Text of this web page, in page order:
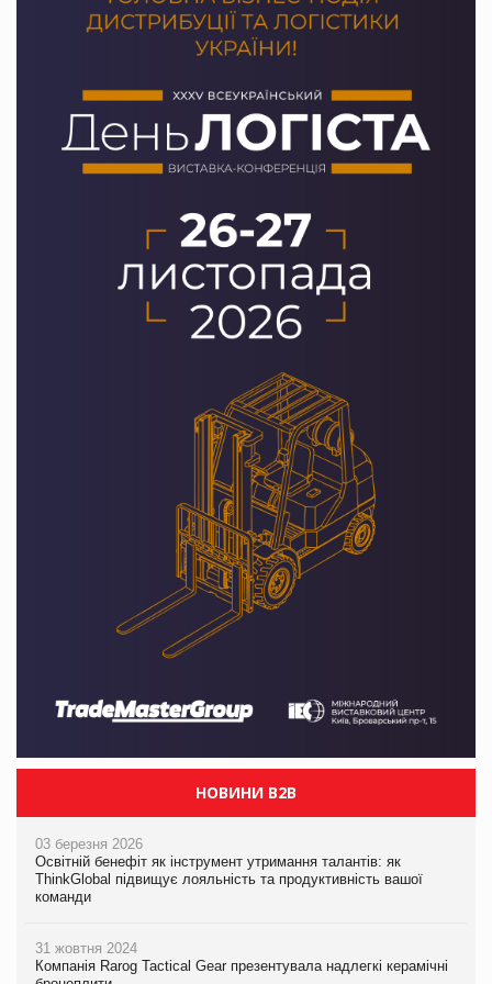
НОВИНИ B2B
03 березня 2026
Освітній бенефіт як інструмент утримання талантів: як
ThinkGlobal підвищує лояльність та продуктивність вашої
команди
31 жовтня 2024
Компанія Rarog Tactical Gear презентувала надлегкі керамічні